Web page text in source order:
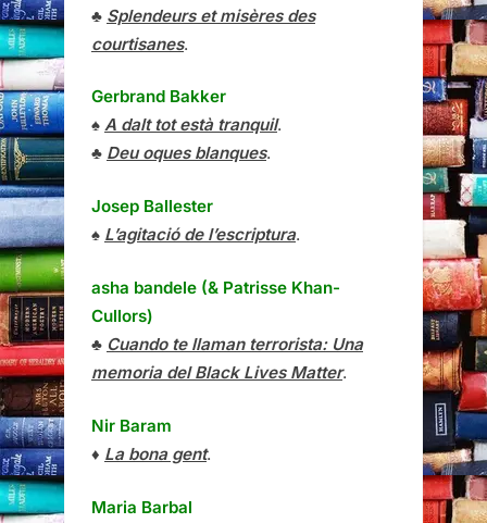
♣ Splendeurs et misères des
courtisanes.
Gerbrand Bakker
♠ A dalt tot està tranquil.
♣ Deu oques blanques.
Josep Ballester
♠ L’agitació de l’escriptura.
asha bandele (& Patrisse Khan-
Cullors)
♣ Cuando te llaman terrorista: Una
memoria del Black Lives Matter.
Nir Baram
♦ La bona gent.
Maria Barbal